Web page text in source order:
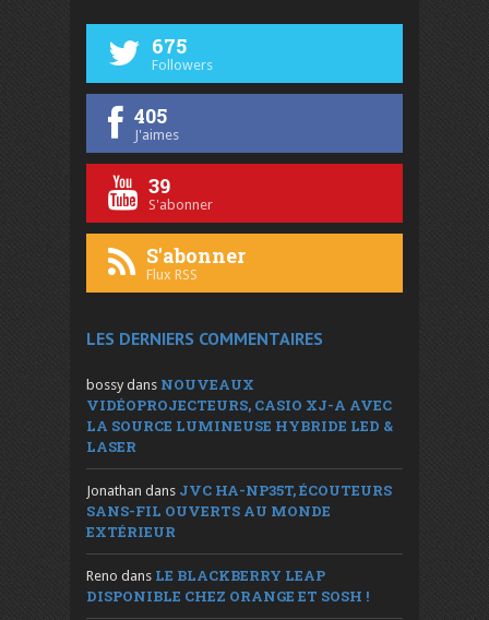
675
Followers
405
J'aimes
39
S'abonner
S'abonner
Flux RSS
LES DERNIERS COMMENTAIRES
bossy dans NOUVEAUX
VIDÉOPROJECTEURS, CASIO XJ-A AVEC
LA SOURCE LUMINEUSE HYBRIDE LED &
LASER
Jonathan dans JVC HA-NP35T, ÉCOUTEURS
SANS-FIL OUVERTS AU MONDE
EXTÉRIEUR
Reno dans LE BLACKBERRY LEAP
DISPONIBLE CHEZ ORANGE ET SOSH !